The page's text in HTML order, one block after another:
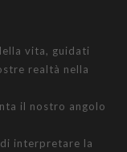
vita, guidati
realtà nella
il nostro angolo
interpretare la